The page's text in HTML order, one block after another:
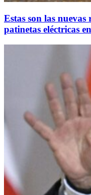
Estas son las
patinetas eléctricas